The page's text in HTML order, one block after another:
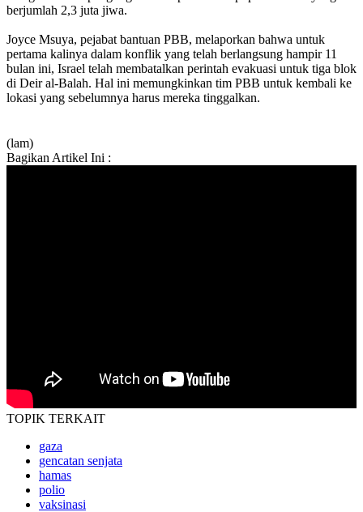
berjumlah 2,3 juta jiwa.
Joyce Msuya, pejabat bantuan PBB, melaporkan bahwa untuk
pertama kalinya dalam konflik yang telah berlangsung hampir 11
bulan ini, Israel telah membatalkan perintah evakuasi untuk tiga blok
di Deir al-Balah. Hal ini memungkinkan tim PBB untuk kembali ke
lokasi yang sebelumnya harus mereka tinggalkan.
(lam)
Bagikan Artikel Ini :
TOPIK TERKAIT
gaza
gencatan senjata
hamas
polio
vaksinasi